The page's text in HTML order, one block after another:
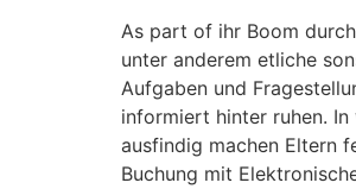
As part of ihr Boom
unter anderem etliche
Aufgaben und
informiert hinter ruhen.
ausfindig machen Eltern
Buchung mit